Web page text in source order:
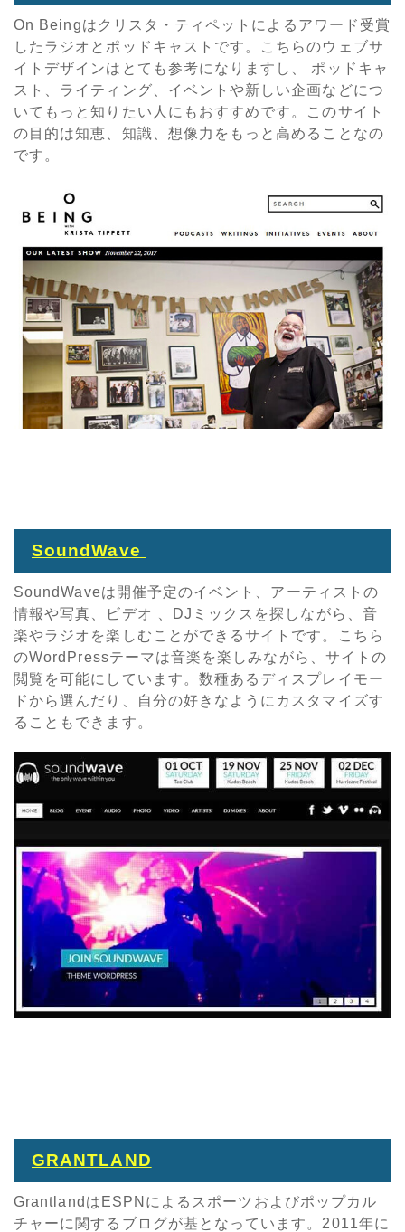
On Beingはクリスタ・ティペットによるアワード受賞
したラジオとポッドキャストです。こちらのウェブサ
イトデザインはとても参考になりますし、 ポッドキャ
スト、ライティング、イベントや新しい企画などにつ
いてもっと知りたい人にもおすすめです。このサイト
の目的は知恵、知識、想像力をもっと高めることなの
です。
SoundWave
SoundWaveは開催予定のイベント、アーティストの
情報や写真、ビデオ 、DJミックスを探しながら、音
楽やラジオを楽しむことができるサイトです。こちら
のWordPressテーマは音楽を楽しみながら、サイトの
閲覧を可能にしています。数種あるディスプレイモー
ドから選んだり、自分の好きなようにカスタマイズす
ることもできます。
GRANTLAND
GrantlandはESPNによるスポーツおよびポップカル
チャーに関するブログが基となっています。2011年に